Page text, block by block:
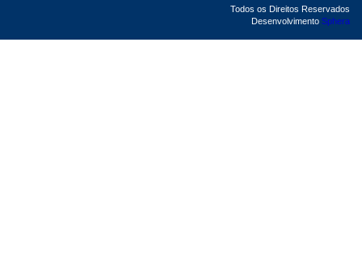
Todos os Direitos Reservados
Desenvolvimento Sphera